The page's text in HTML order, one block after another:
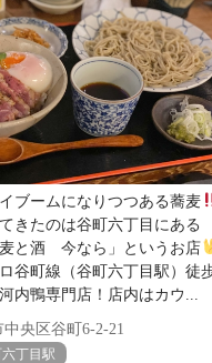
ブームになりつつある蕎麦
きたのは谷町六丁目にある
麦と酒 今なら」というお店
谷町線（谷町六丁目駅）徒
内鴨専門店！店内はカウ...
央区谷町6-2-21
丁目駅